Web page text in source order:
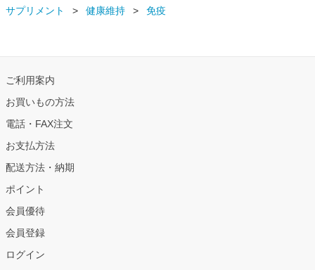
サプリメント
健康維持 免疫
ご利用案内
お買いもの方法
電話・FAX注文
お支払方法
配送方法・納期
ポイント
会員優待
会員登録
ログイン